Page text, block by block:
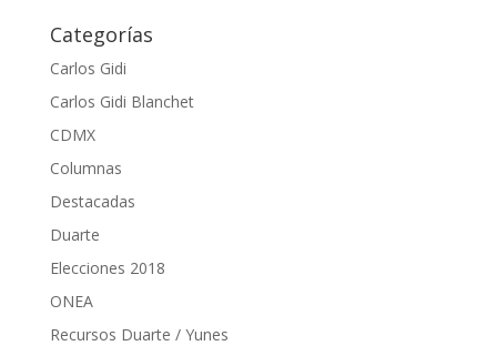
Categorías
Carlos Gidi
Carlos Gidi Blanchet
CDMX
Columnas
Destacadas
Duarte
Elecciones 2018
ONEA
Recursos Duarte / Yunes